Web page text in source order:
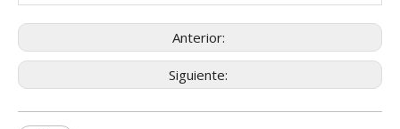
Anterior:
Siguiente: